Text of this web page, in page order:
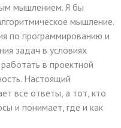
мышлением. Я бы
мышление.
по программированию и
задач в условиях
в проектной
Настоящий
все ответы, а тот, кто
и понимает, где и как